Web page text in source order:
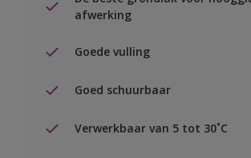
afwerking
Goede vulling
Goed schuurbaar
Verwerkbaar van 5 tot 30˚C